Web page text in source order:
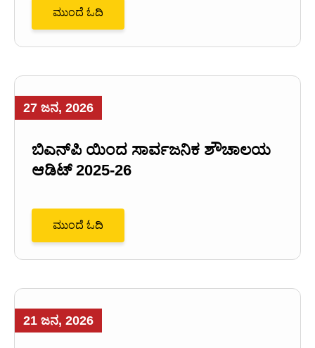
ಮುಂದೆ ಓದಿ
27 ಜನ, 2026
ಬಿಎನ್‌ಪಿ ಯಿಂದ ಸಾರ್ವಜನಿಕ ಶೌಚಾಲಯ
ಆಡಿಟ್ 2025-26
ಮುಂದೆ ಓದಿ
21 ಜನ, 2026